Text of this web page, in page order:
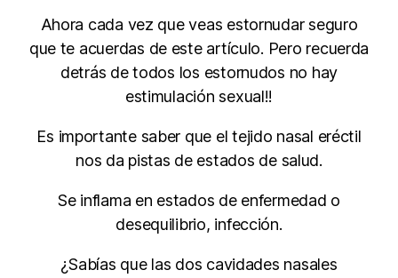
Ahora cada vez que veas estornudar seguro
que te acuerdas de este artículo. Pero recuerda
detrás de todos los estornudos no hay
estimulación sexual!!
Es importante saber que el tejido nasal eréctil
nos da pistas de estados de salud.
Se inflama en estados de enfermedad o
desequilibrio, infección.
¿Sabías que las dos cavidades nasales